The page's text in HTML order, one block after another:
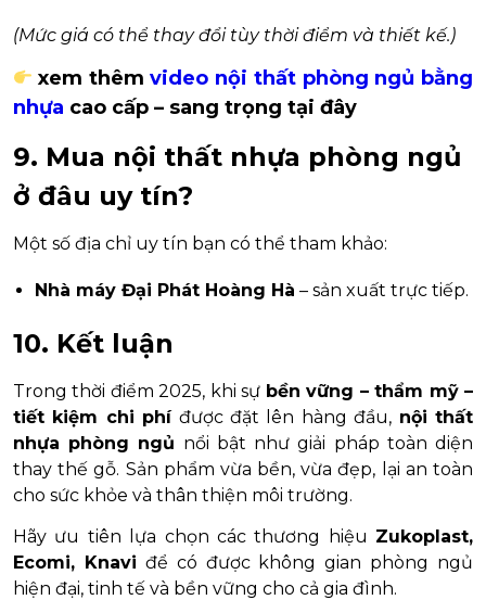
(Mức giá có thể thay đổi tùy thời điểm và thiết kế.)
xem thêmvideo nội thất phòng ngủ bằng
nhựa cao cấp – sang trọng tại đây
9. Mua nội thất nhựa phòng ngủ
ở đâu uy tín?
Một số địa chỉ uy tín bạn có thể tham khảo:
Nhà máy Đại Phát Hoàng Hà – sản xuất trực tiếp.
10. Kết luận
Trong thời điểm 2025, khi sự bền vững – thẩm mỹ –
tiết kiệm chi phíđược đặt lên hàng đầu, nội thất
nhựa phòng ngủ nổi bật như giải pháp toàn diện
thay thế gỗ. Sản phẩm vừa bền, vừa đẹp, lại an toàn
cho sức khỏe và thân thiện môi trường.
Hãy ưu tiên lựa chọn các thương hiệu Zukoplast,
Ecomi, Knavi để có được không gian phòng ngủ
hiện đại, tinh tế và bền vững cho cả gia đình.